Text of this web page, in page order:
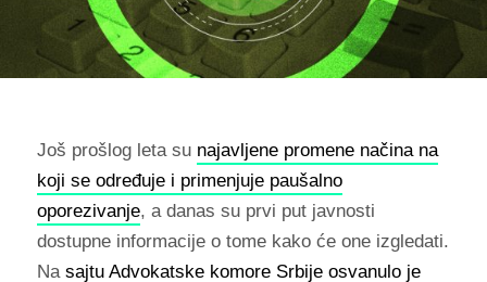
Još prošlog leta su najavljene promene načina na
koji se određuje i primenjuje paušalno
oporezivanje, a danas su prvi put javnosti
dostupne informacije o tome kako će one izgledati.
Na sajtu Advokatske komore Srbije osvanulo je